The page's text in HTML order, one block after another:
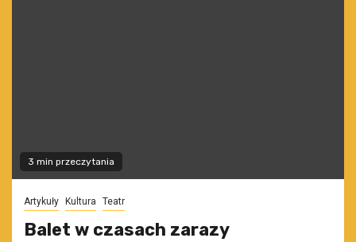
3 min przeczytania
Artykuły Kultura Teatr
Balet w czasach zarazy